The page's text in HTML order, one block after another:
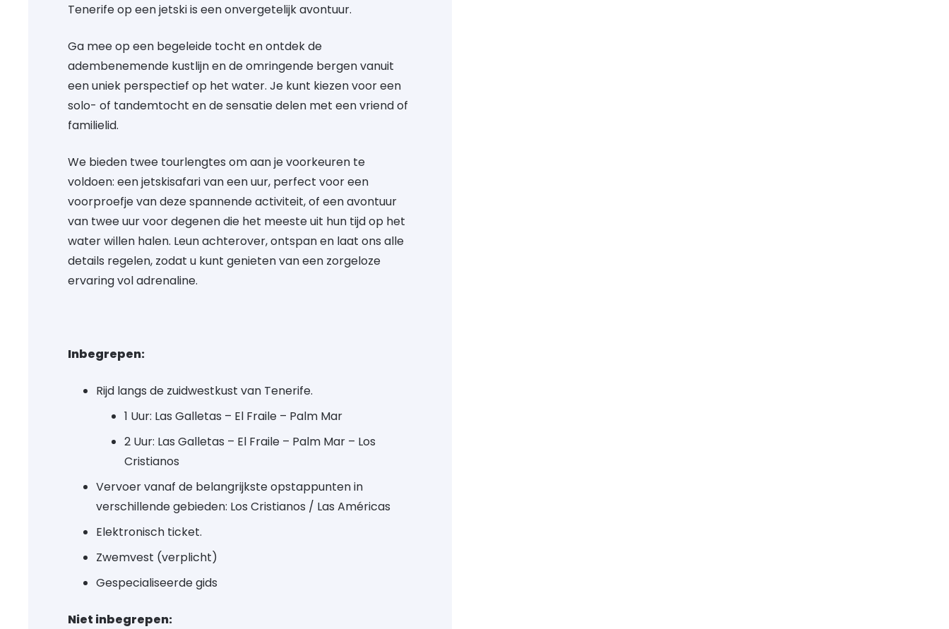
Tenerife op een jetski is een onvergetelijk avontuur.
Ga mee op een begeleide tocht en ontdek de
adembenemende kustlijn en de omringende bergen vanuit
een uniek perspectief op het water. Je kunt kiezen voor een
solo- of tandemtocht en de sensatie delen met een vriend of
familielid.
We bieden twee tourlengtes om aan je voorkeuren te
voldoen: een jetskisafari van een uur, perfect voor een
voorproefje van deze spannende activiteit, of een avontuur
van twee uur voor degenen die het meeste uit hun tijd op het
water willen halen. Leun achterover, ontspan en laat ons alle
details regelen, zodat u kunt genieten van een zorgeloze
ervaring vol adrenaline.
Inbegrepen:
Rijd langs de zuidwestkust van Tenerife.
1 Uur: Las Galletas – El Fraile – Palm Mar
2 Uur: Las Galletas – El Fraile – Palm Mar – Los
Cristianos
Vervoer vanaf de belangrijkste opstappunten in
verschillende gebieden: Los Cristianos / Las Américas
Elektronisch ticket.
Zwemvest (verplicht)
Gespecialiseerde gids
Niet inbegrepen: